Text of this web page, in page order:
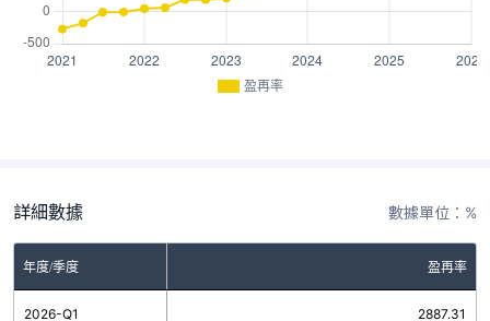
盈再率
詳細數據 數據單位：%
年度/季度 盈再率
2026-Q1 2887.31